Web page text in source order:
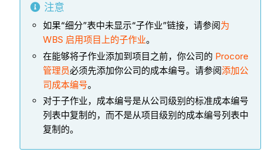
注意
如果“细分”表中未显示“子作业”链接，请参阅为
WBS 启用项目上的子作业。
在能够将子作业添加到项目之前，你公司的 Procore
管理员必须先添加你公司的成本编号。请参阅添加公
司成本编号。
对于子作业，成本编号是从公司级别的标准成本编号
列表中复制的，而不是从项目级别的成本编号列表中
复制的。